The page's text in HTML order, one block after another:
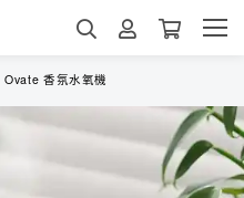
Ovate 香氛水氧機